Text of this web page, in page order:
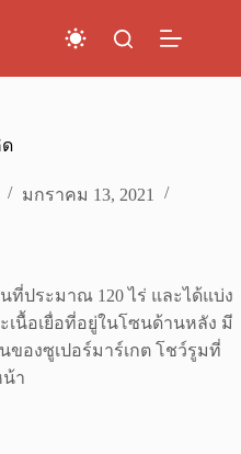
มกราคม 13, 2021
ที่ประมาณ 120 ไร่ และได้แบ่ง
เนื้อเยื่อที่อยู่ในโซนด้านหลัง มี
องซูเปอร์มาร์เกต โชว์รูมที่
า